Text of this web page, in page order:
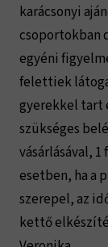
karácsonyi
csoportokban
egyéni
felettiek
gyerekkel tart
szükséges
vásárlásával,
esetben, ha a
szerepel, az
kettő